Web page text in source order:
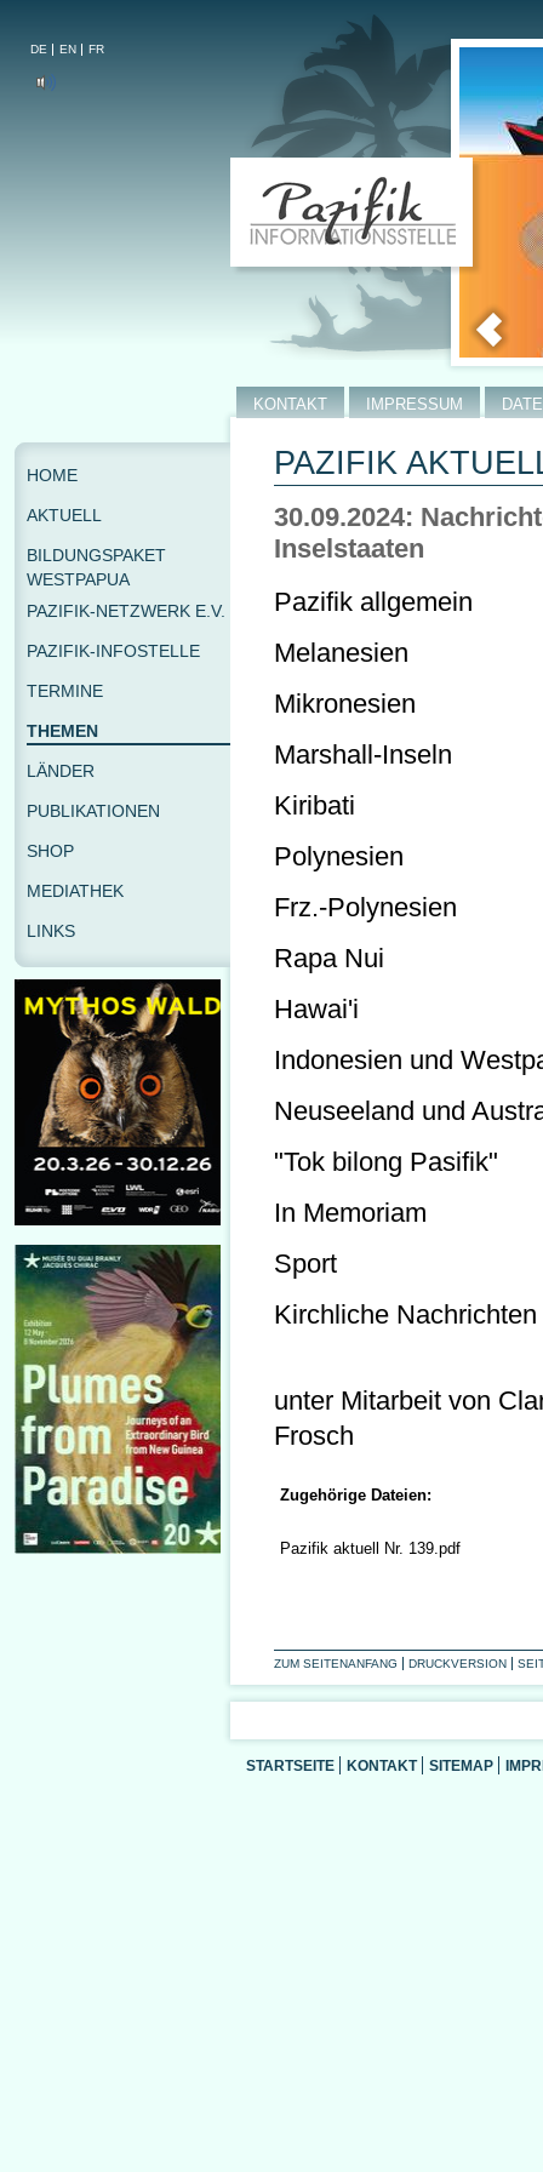
DE EN FR
PAZIFIK
30.09.2024:
Inselstaaten
Pazifik allgemein
Melanesien
Mikronesien
Marshall-Inseln
Kiribati
Polynesien
Frz.-Polynesien
Rapa Nui
Hawai'i
Indonesien und
Neuseeland und
"Tok bilong Pasifik"
In Memoriam
Sport
Kirchliche Nachrichten
unter Mitarbeit von
Frosch
Zugehörige Dateien:
Pazifik aktuell Nr. 139.pdf
ZUM SEITENANFANG DRUCKVERSION
STARTSEITE KONTAKT SITEMAP
KONTAKT IMPRESSUM
HOME
AKTUELL
BILDUNGSPAKET
WESTPAPUA
PAZIFIK-NETZWERK E.V.
PAZIFIK-INFOSTELLE
TERMINE
THEMEN
LÄNDER
PUBLIKATIONEN
SHOP
MEDIATHEK
LINKS